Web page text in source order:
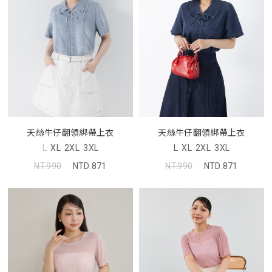
天絲牛仔翻領綁帶上衣
L XL 2XL 3XL
NT.990
NTD.871
天絲牛仔翻領綁帶上衣
L XL 2XL 3XL
NT.990
NTD.871